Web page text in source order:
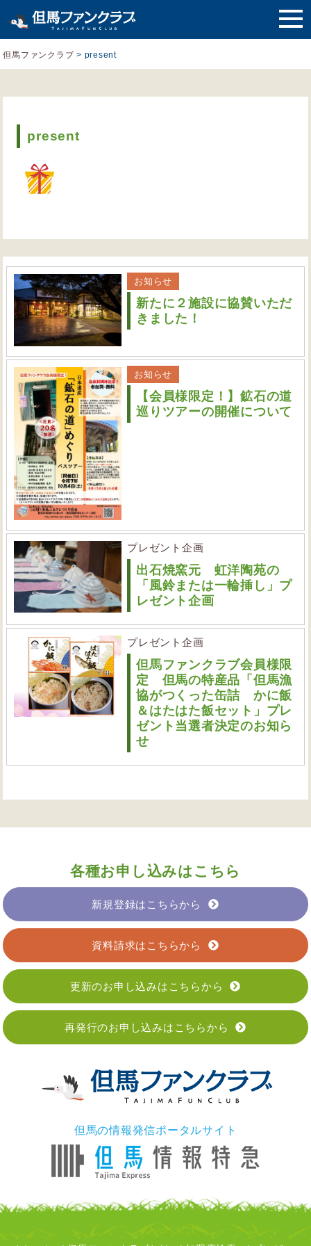
但馬ファンクラブ > present
present
お知らせ
新たに２施設に協賛いただ
きました！
お知らせ
【会員様限定！】鉱石の道
巡りツアーの開催について
プレゼント企画
出石焼窯元 虹洋陶苑の
「風鈴または一輪挿し」プ
レゼント企画
プレゼント企画
但馬ファンクラブ会員様限
定 但馬の特産品「但馬漁
協がつくった缶詰 かに飯
＆はたはた飯セット」プレ
ゼント当選者決定のお知ら
せ
各種お申し込みはこちら
新規登録はこちらから
資料請求はこちらから
更新のお申し込みはこちらから
再発行のお申し込みはこちらから
但馬の情報発信ポータルサイト